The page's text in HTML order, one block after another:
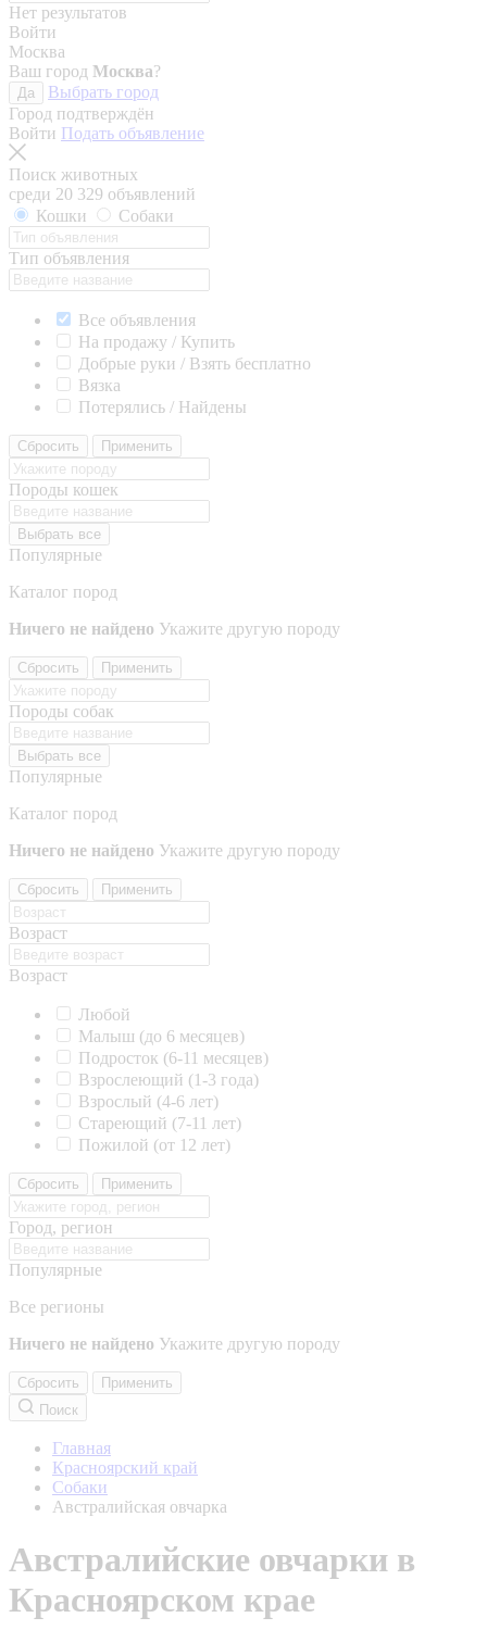
Нет результатов
Войти
Москва
Ваш город Москва?
Да
Выбрать город
Город подтверждён
Войти Подать объявление
Поиск животных
среди 20 329 объявлений
Кошки
Собаки
Тип объявления
Все объявления
На продажу / Купить
Добрые руки / Взять бесплатно
Вязка
Потерялись / Найдены
Сбросить Применить
Породы кошек
Выбрать все
Популярные
Каталог пород
Ничего не найдено Укажите другую породу
Сбросить Применить
Породы собак
Выбрать все
Популярные
Каталог пород
Ничего не найдено Укажите другую породу
Сбросить Применить
Возраст
Возраст
Любой
Малыш (до 6 месяцев)
Подросток (6-11 месяцев)
Взрослеющий (1-3 года)
Взрослый (4-6 лет)
Стареющий (7-11 лет)
Пожилой (от 12 лет)
Сбросить Применить
Город, регион
Популярные
Все регионы
Ничего не найдено Укажите другую породу
Сбросить
Применить
Поиск
Главная
Красноярский край
Собаки
Австралийская овчарка
Австралийские овчарки в
Красноярском крае